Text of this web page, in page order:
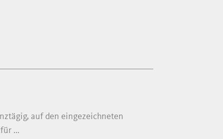
auf den eingezeichneten
...